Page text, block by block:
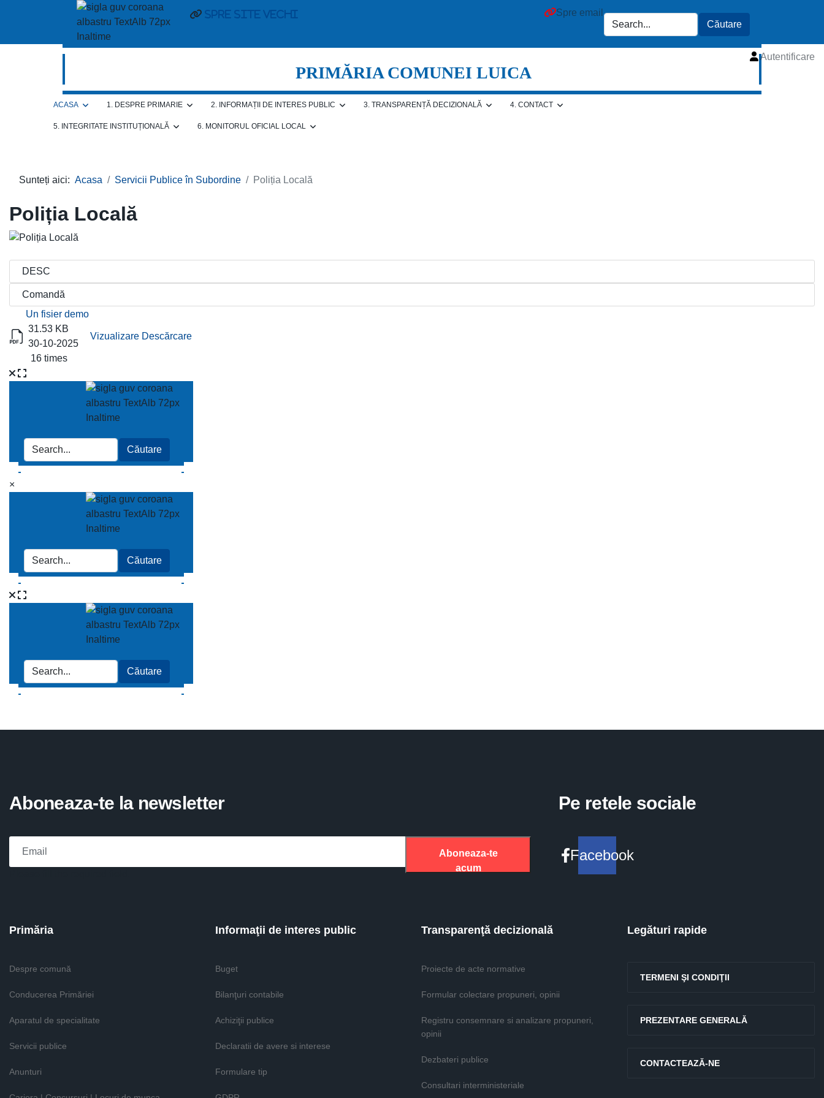
Spre site vechi Spre email
Autentificare
PRIMĂRIA COMUNEI LUICA
ACASA 1. DESPRE PRIMARIE 2. INFORMAȚII DE INTERES PUBLIC 3. TRANSPARENȚĂ DECIZIONALĂ 4. CONTACT
5. INTEGRITATE INSTITUȚIONALĂ 6. MONITORUL OFICIAL LOCAL
Sunteți aici: Acasa Servicii Publice în Subordine Poliția Locală
Poliția Locală
Titlu
Descărcare
Un fisier demo
31.53 KB
30-10-2025
16 times
Vizualizare Descărcare
×
Aboneaza-te la newsletter
Aboneaza-te
acum
Pe retele sociale
Facebook
Primăria
Despre comună
Conducerea Primăriei
Aparatul de specialitate
Servicii publice
Anunturi
Informaţii de interes public
Buget
Bilanţuri contabile
Achiziţii publice
Declaratii de avere si interese
Formulare tip
Transparenţă decizională
Proiecte de acte normative
Formular colectare propuneri, opinii
Registru consemnare si analizare propuneri,
opinii
Dezbateri publice
Consultari interministeriale
Legături rapide
TERMENI ŞI CONDIŢII
PREZENTARE GENERALĂ
CONTACTEAZĂ-NE